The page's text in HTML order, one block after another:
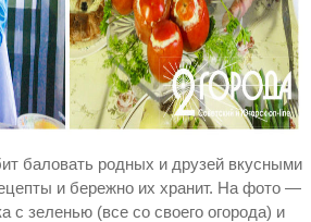
баловать родных и друзей вкусными
и бережно их хранит. На фото —
с зеленью (все со своего огорода) и